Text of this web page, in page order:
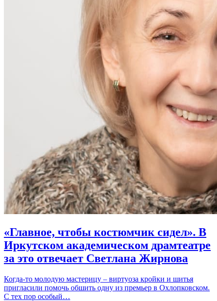
«Главное, чтобы костюмчик сидел». В
Иркутском академическом драмтеатре
за это отвечает Светлана Жирнова
Когда-то молодую мастерицу – виртуоза кройки и шитья
пригласили помочь обшить одну из премьер в Охлопковском.
С тех пор особый…